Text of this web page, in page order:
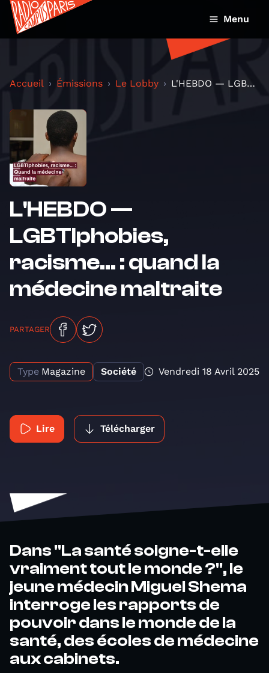
Menu
Accueil Émissions Le Lobby L'HEBDO — LGBTIphobies, racisme... : quand la méde...
L'HEBDO —
LGBTIphobies,
racisme... : quand la
médecine maltraite
PARTAGER
Type Magazine Société Vendredi 18 Avril 2025
Lire Télécharger
Dans "La santé soigne-t-elle
vraiment tout le monde ?", le
jeune médecin Miguel Shema
interroge les rapports de
pouvoir dans le monde de la
santé, des écoles de médecine
aux cabinets.